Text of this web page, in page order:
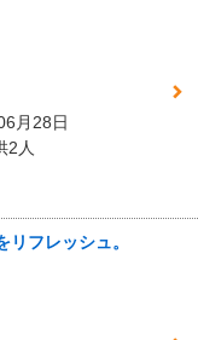
月28日
2人
フレッシュ。